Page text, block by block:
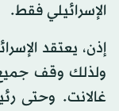
الإسرائيلي فقط.
إذن، يعتقد
ولذلك وقف جميع
غالانت. وحتى